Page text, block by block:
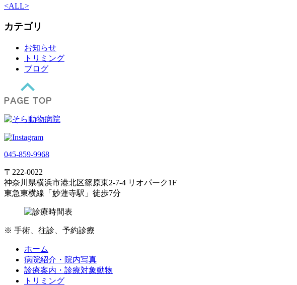
<ALL>
カテゴリ
お知らせ
トリミング
ブログ
045-859-9968
〒222-0022
神奈川県横浜市港北区篠原東2-7-4 リオパーク1F
東急東横線「妙蓮寺駅」徒歩7分
※ 手術、往診、予約診療
ホーム
病院紹介・院内写真
診療案内・診療対象動物
トリミング